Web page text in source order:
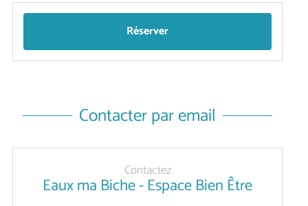
Réserver
Contacter par email
Contactez
Eaux ma Biche - Espace Bien Être